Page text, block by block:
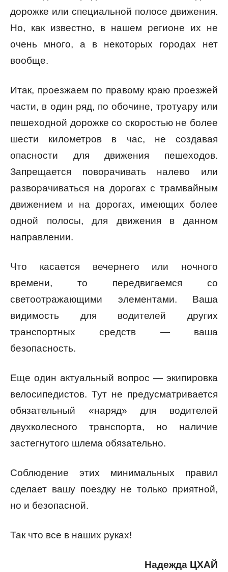
дорожке или специальной полосе движения.
Но, как известно, в нашем регионе их не
очень много, а в некоторых городах нет
вообще.
Итак, проезжаем по правому краю проезжей
части, в один ряд, по обочине, тротуару или
пешеходной дорожке со скоростью не более
шести километров в час, не создавая
опасности для движения пешеходов.
Запрещается поворачивать налево или
разворачиваться на дорогах с трамвайным
движением и на дорогах, имеющих более
одной полосы, для движения в данном
направлении.
Что касается вечернего или ночного
времени, то передвигаемся со
светоотражающими элементами. Ваша
видимость для водителей других
транспортных средств — ваша
безопасность.
Еще один актуальный вопрос — экипировка
велосипедистов. Тут не предусматривается
обязательный «наряд» для водителей
двухколесного транспорта, но наличие
застегнутого шлема обязательно.
Соблюдение этих минимальных правил
сделает вашу поездку не только приятной,
но и безопасной.
Так что все в наших руках!
Надежда ЦХАЙ